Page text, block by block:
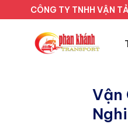
qua
CÔNG TY TNHH VẬN
Vận